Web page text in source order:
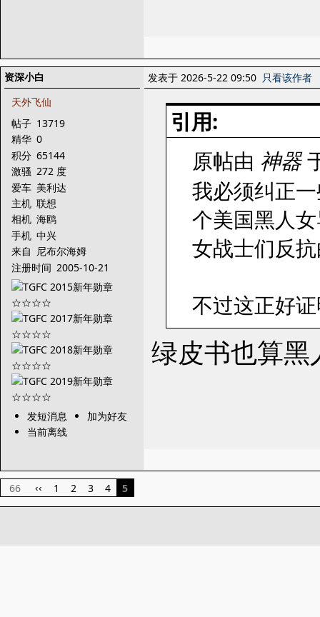
资深小白
天外飞仙
帖子 13719
精华 0
积分 65144
激骚 272 度
爱车 美利达
主机 联想
相机 海鸥
手机 中兴
来自 尼布尔海姆
注册时间 2005-10-21
发短消息
加为好友
当前离线
发表于 2026-5-22 09:50 只看该作者
引用:
原帖由 神器
我必须纠正
个美国黑人
女战士们反
不过这正好
绿皮书也算黑
66 ‹‹ 1 2 3 4 5